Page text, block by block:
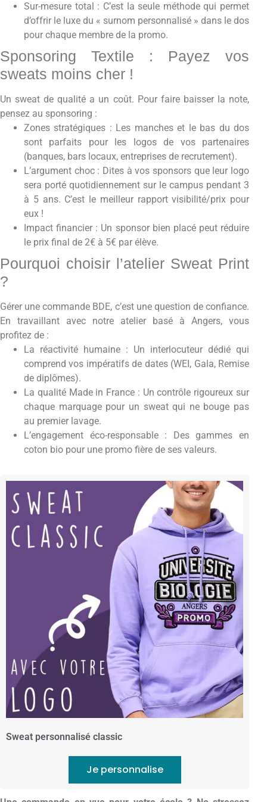
Sur-mesure total : C’est la seule méthode qui permet
d’offrir le luxe du « surnom personnalisé » dans le dos
pour chaque membre de la promo.
Sponsoring Textile : Payez vos
sweats moins cher !
Un sweat de qualité a un coût. Pour faire baisser la note,
pensez au sponsoring :
Zones stratégiques : Les manches et le bas du dos
sont parfaits pour les logos de vos partenaires
(banques, bars locaux, entreprises de recrutement).
L’argument choc : Dites à vos sponsors que leur logo
sera porté quotidiennement sur le campus pendant 3
à 5 ans. C’est le meilleur rapport visibilité/prix pour
eux !
Impact financier : Un sponsor bien placé peut réduire
le prix final de 2€ à 5€ par élève.
Pourquoi choisir l’atelier Sweat Print
?
Gérer une commande BDE, c’est une question de confiance.
En travaillant avec notre atelier basé à Angers, vous
profitez de :
La réactivité humaine : Un interlocuteur dédié qui
comprend vos impératifs de dates (WEI, Gala, Remise
de diplômes).
La qualité Made in France : Un contrôle rigoureux sur
chaque marquage pour un sweat qui ne bouge pas
au premier lavage.
L’engagement éco-responsable : Des gammes en
coton bio pour une promo fière de ses valeurs.
Sweat personnalisé classic
Je personnalise